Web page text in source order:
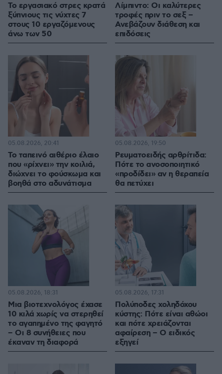
Το εργασιακό στρες κρατά
ξύπνιους τις νύχτες 7
στους 10 εργαζόμενους
άνω των 50
Λίμπιντο: Οι καλύτερες
τροφές πριν το σεξ –
Ανεβάζουν διάθεση και
επιδόσεις
Το ταπεινό αιθέριο έλαιο
που «ρίχνει» την κοιλιά,
διώχνει το φούσκωμα και
βοηθά στο αδυνάτισμα
05.08.2026, 20:41
Ρευματοειδής αρθρίτιδα:
Πότε το ανοσοποιητικό
«προδίδει» αν η θεραπεία
θα πετύχει
05.08.2026, 19:50
Μια βιοτεχνολόγος έχασε
10 κιλά χωρίς να στερηθεί
το αγαπημένο της φαγητό
– Οι 8 συνήθειες που
έκαναν τη διαφορά
05.08.2026, 18:31
Πολύποδες χοληδόχου
κύστης: Πότε είναι αθώοι
και πότε χρειάζονται
αφαίρεση – Ο ειδικός
εξηγεί
05.08.2026, 17:31